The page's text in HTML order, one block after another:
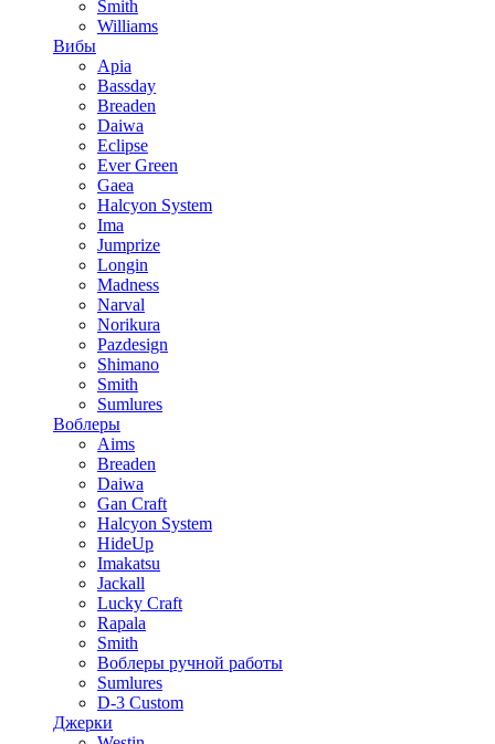
Smith
Williams
Вибы
Apia
Bassday
Breaden
Daiwa
Eclipse
Ever Green
Gaea
Halcyon System
Ima
Jumprize
Longin
Madness
Narval
Norikura
Pazdesign
Shimano
Smith
Sumlures
Воблеры
Aims
Breaden
Daiwa
Gan Craft
Halcyon System
HideUp
Imakatsu
Jackall
Lucky Craft
Rapala
Smith
Воблеры ручной работы
Sumlures
D-3 Custom
Джерки